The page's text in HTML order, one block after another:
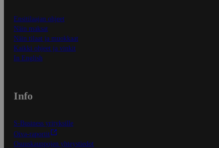
Ensitilaajan ohjeet
Näin maksat
Näin tilaat ja muokkaat
Kaikki ohjeet ja vinkit
In English
Info
S-Business yrityksille
Oiva-raportit
Osuuskauppojen yhteystiedot